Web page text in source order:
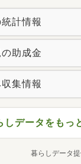
計情報
助成金
集情報
しデータをもっ
暮らしデータ提